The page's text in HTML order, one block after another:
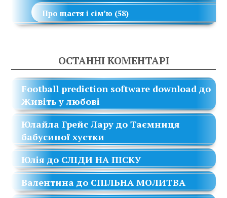
Про щастя і сім’ю (58)
ОСТАННІ КОМЕНТАРІ
Football prediction software download до
Живіть у любові
Юлайла Грейс Лару доТаємниця
бабусиної хустки
Юлія до СЛІДИ НА ПІСКУ
Валентина до СПІЛЬНА МОЛИТВА